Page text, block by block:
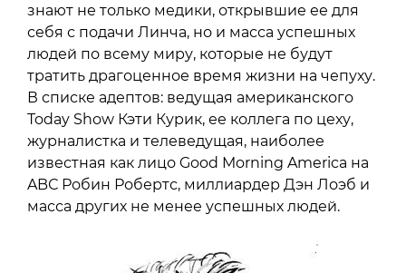
знают не только медики, открывшие ее для
себя с подачи Линча, но и масса успешных
людей по всему миру, которые не будут
тратить драгоценное время жизни на чепуху.
В списке адептов: ведущая американского
Today Show Кэти Курик, ее коллега по цеху,
журналистка и телеведущая, наиболее
известная как лицо Good Morning America на
ABС Робин Робертс, миллиардер Дэн Лоэб и
масса других не менее успешных людей.